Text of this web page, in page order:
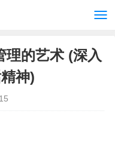
理的艺术 (深入
神)